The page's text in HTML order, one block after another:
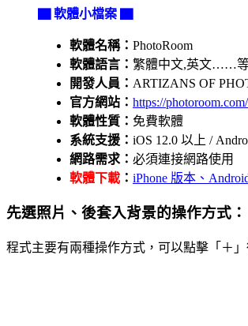
▇ 軟體小檔案 ▇
軟體名稱： PhotoRoom
軟體語言： 繁體中文,英文……等
開發人員： ARTIZANS OF
官方網站： https://photoroom.com/
軟體性質： 免費軟體
系統支援： iOS 12.0 以上 /
網路需求： 必須連接網路使用
軟體下載 ： iPhone 版本、
先選照片、後套入背景的操作方式：
程式主要有兩種操作方式，可以點擊「＋